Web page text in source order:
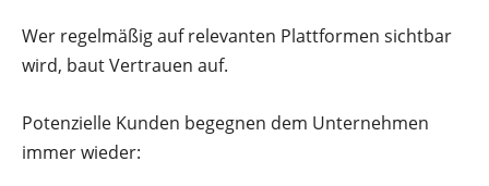
Wer regelmäßig auf relevanten Plattformen sichtbar
wird, baut Vertrauen auf.
Potenzielle Kunden begegnen dem Unternehmen
immer wieder: